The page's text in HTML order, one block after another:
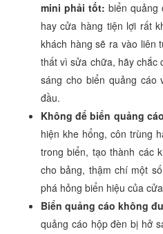
mini phải tốt: biển quảng
hay cửa hàng tiện lợi rất
khách hàng sẽ ra vào liên
thất vì sửa chữa, hãy chắc
sáng cho biển quảng
đầu.
Không để biển quảng
hiện khe hổng, côn trùng
trong biển, tạo thành các
cho bảng, thậm chí một
phá hỏng biển hiệu của
Biển quảng cáo không
quảng cáo hộp đèn bị hở